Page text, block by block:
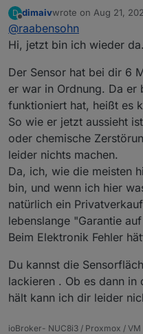
Die Meßwerte
Regenmenge,
Ich habe im
ich schon 3
Der sieht jetzt
Einen
zusammen
Leider
mit einem
Austausch/
aussieht.
D
Offline
dimaivwrote on Aug 21,
last edited by
@raabensohn
Hi, jetzt bin ich wieder da.
Der Sensor hat bei dir 6
er war in Ordnung. Da er
funktioniert hat, heißt es
So wie er jetzt aussieht
oder chemische
leider nichts machen.
Da, ich, wie die meisten
bin, und wenn ich hier
natürlich ein
lebenslange "Garantie
Beim Elektronik Fehler
Du kannst die
lackieren . Ob es dann in
hält kann ich dir leider
ioBroker- NUC8i3 / Proxmox / VM